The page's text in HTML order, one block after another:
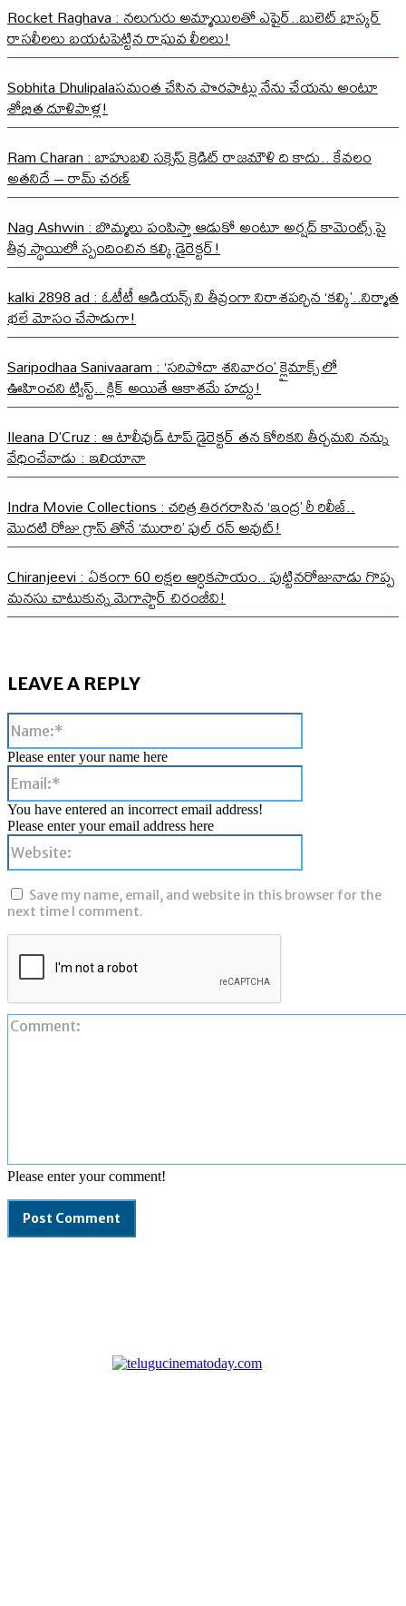
Rocket Raghava : నలుగురు అమ్మాయిలతో ఎఫైర్..బులెట్ భాస్కర్
రాసలీలలు బయటపెట్టిన రాఘవ లీలలు!
Sobhita Dhulipalaసమంత చేసిన పొరపాట్లు నేను చేయను అంటూ
శోభిత దూళిపాళ్ల!
Ram Charan : బాహుబలి సక్సెస్ క్రెడిట్ రాజమౌళి ది కాదు.. కేవలం
అతనిదే – రామ్ చరణ్
Nag Ashwin : బొమ్మలు పంపిస్తా ఆడుకో అంటూ అర్షద్ కామెంట్స్ పై
తీవ్ర స్థాయిలో స్పందించిన కల్కి డైరెక్టర్!
kalki 2898 ad : ఓటీటీ ఆడియన్స్ ని తీవ్రంగా నిరాశపర్చిన ‘కల్కి’..నిర్మాత
భలే మోసం చేసాడుగా!
Saripodhaa Sanivaaram : ‘సరిపోదా శనివారం’ క్లైమాక్స్ లో
ఊహించని ట్విస్ట్.. క్లిక్ అయితే ఆకాశమే హద్దు!
Ileana D’Cruz : ఆ టాలీవుడ్ టాప్ డైరెక్టర్ తన కోరికని తీర్చమని నన్ను
వేధించేవాడు : ఇలియానా
Indra Movie Collections : చరిత్ర తిరగరాసిన ‘ఇంద్ర’ రీ రిలీజ్..
మొదటి రోజు గ్రాస్ తోనే ‘మురారి’ ఫుల్ రన్ అవుట్!
Chiranjeevi : ఏకంగా 60 లక్షల ఆర్ధికసాయం.. పుట్టినరోజునాడు గొప్ప
మనసు చాటుకున్న మెగాస్టార్ చిరంజీవి!
LEAVE A REPLY
Please enter your comment!
Please enter your name here
You have entered an incorrect email address!
Please enter your email address here
Save my name, email, and website in this browser for the
next time I comment.